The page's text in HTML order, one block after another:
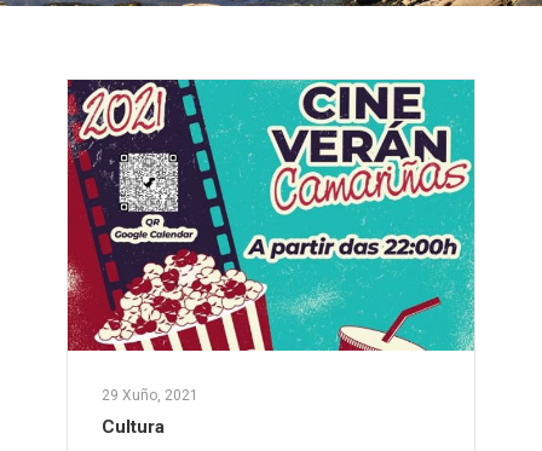
29 Xuño, 2021
Cultura